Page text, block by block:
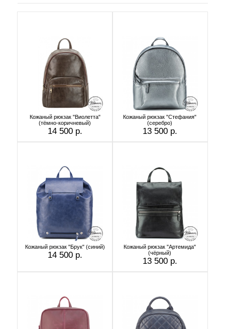
Кожаный рюкзак "Виолетта"
(тёмно-коричневый)
14 500 р.
Кожаный рюкзак "Стефания"
(серебро)
13 500 р.
Кожаный рюкзак "Брук" (синий)
14 500 р.
Кожаный рюкзак "Артемида"
(чёрный)
13 500 р.